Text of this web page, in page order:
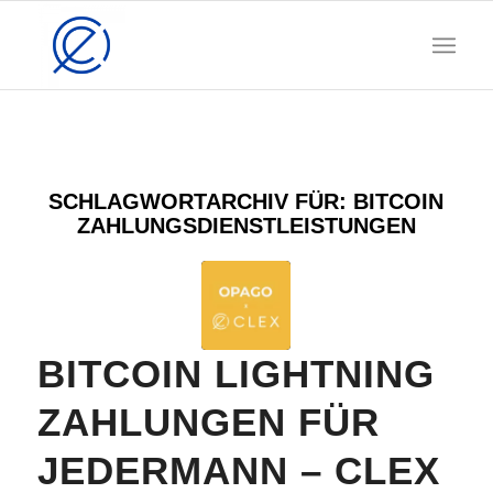
SCHLAGWORTARCHIV FÜR: BITCOIN
ZAHLUNGSDIENSTLEISTUNGEN
BITCOIN LIGHTNING
ZAHLUNGEN FÜR
JEDERMANN – CLEX